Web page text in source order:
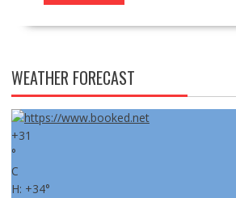
WEATHER FORECAST
+31
°
C
H: +34°